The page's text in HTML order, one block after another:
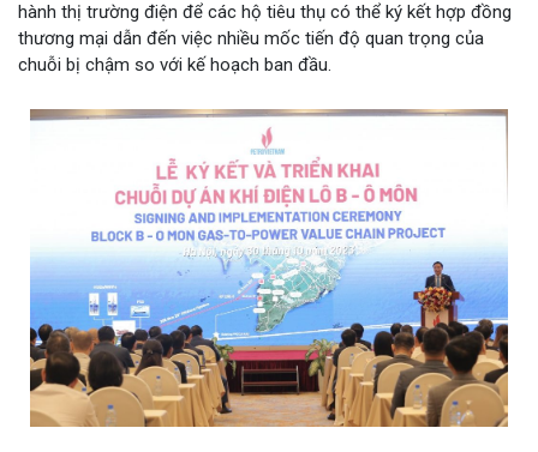
hành thị trường điện để các hộ tiêu thụ có thể ký kết hợp đồng
thương mại dẫn đến việc nhiều mốc tiến độ quan trọng của
chuỗi bị chậm so với kế hoạch ban đầu.